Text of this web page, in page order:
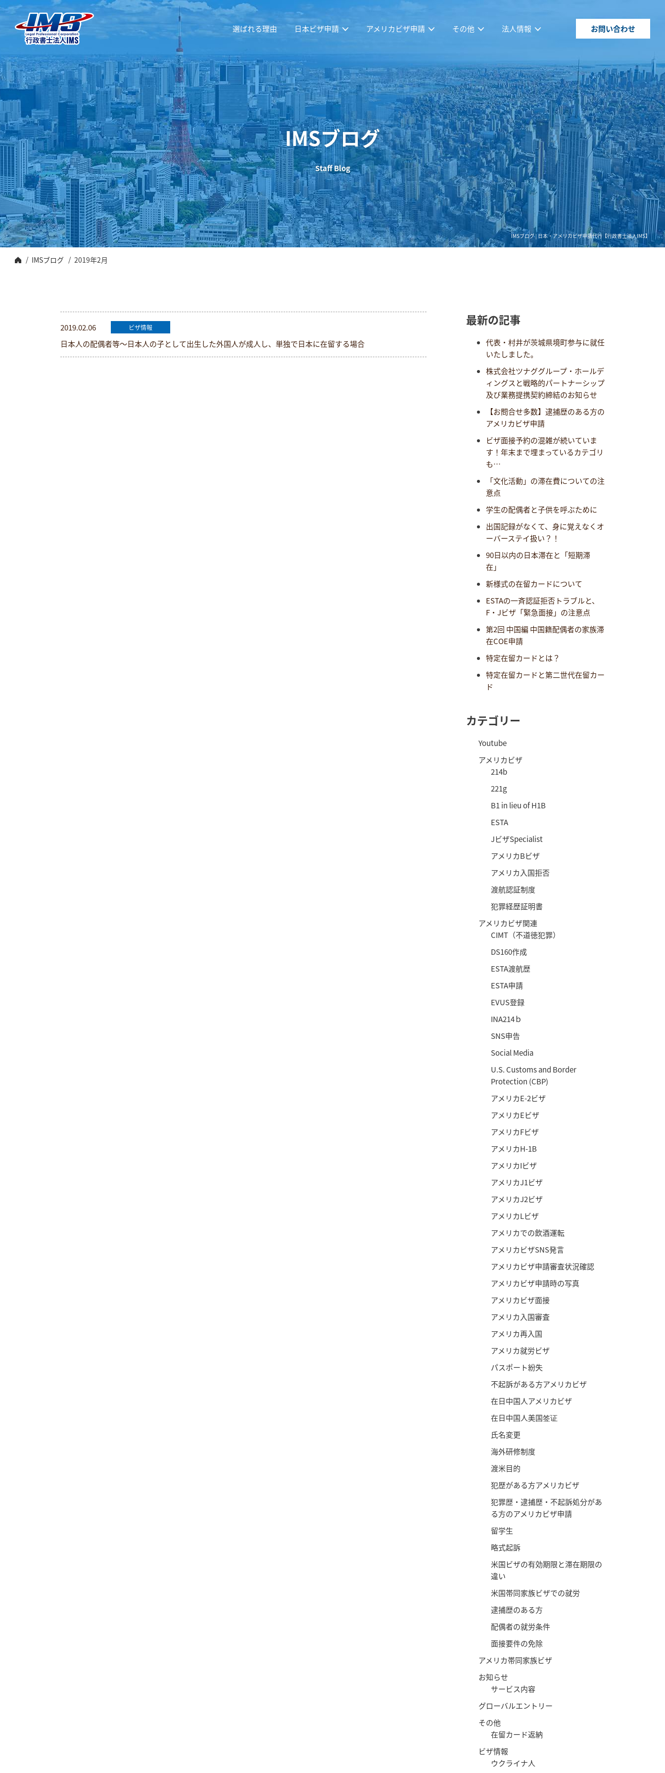
ビザ申請代行、日本進
出企業サポート【行政
書士法人IMS】
選ばれる理由 日本ビザ申請 アメリカビザ申請 その他 法人情報 お問い合わせ
IMSブログ | 日本・アメリカビザ申請代行【行政書士法人IMS】
IMSブログ
Staff Blog
IMSブログ 2019年2月
2019.02.06 ビザ情報
日本人の配偶者等～日本人の子として出生した外国人が成人し、単独で日本に在留する場合
最新の記事
代表・村井が茨城県境町参与に就任
いたしました。
株式会社ツナググループ・ホールデ
ィングスと戦略的パートナーシップ
及び業務提携契約締結のお知らせ
【お問合せ多数】逮捕歴のある方の
アメリカビザ申請
ビザ面接予約の混雑が続いていま
す！年末まで埋まっているカテゴリ
も…
「文化活動」の滞在費についての注
意点
学生の配偶者と子供を呼ぶために
出国記録がなくて、身に覚えなくオ
ーバーステイ扱い？！
90日以内の日本滞在と「短期滞
在」
新様式の在留カードについて
ESTAの一斉認証拒否トラブルと、
F・Jビザ「緊急面接」の注意点
第2回 中国編 中国籍配偶者の家族滞
在COE申請
特定在留カードとは？
特定在留カードと第二世代在留カー
ド
カテゴリー
Youtube
アメリカビザ
214b
221g
B1 in lieu of H1B
ESTA
JビザSpecialist
アメリカBビザ
アメリカ入国拒否
渡航認証制度
犯罪経歴証明書
アメリカビザ関連
CIMT（不道徳犯罪）
DS160作成
ESTA渡航歴
ESTA申請
EVUS登録
INA214ｂ
SNS申告
Social Media
U.S. Customs and Border
Protection (CBP)
アメリカE-2ビザ
アメリカEビザ
アメリカFビザ
アメリカH-1B
アメリカIビザ
アメリカJ1ビザ
アメリカJ2ビザ
アメリカLビザ
アメリカでの飲酒運転
アメリカビザSNS発言
アメリカビザ申請審査状況確認
アメリカビザ申請時の写真
アメリカビザ面接
アメリカ入国審査
アメリカ再入国
アメリカ就労ビザ
パスポート紛失
不起訴がある方アメリカビザ
在日中国人アメリカビザ
在日中国人美国签证
氏名変更
海外研修制度
渡米目的
犯歴がある方アメリカビザ
犯罪歴・逮捕歴・不起訴処分があ
る方のアメリカビザ申請
留学生
略式起訴
米国ビザの有効期限と滞在期限の
違い
米国帯同家族ビザでの就労
逮捕歴のある方
配偶者の就労条件
面接要件の免除
アメリカ帯同家族ビザ
お知らせ
サービス内容
グローバルエントリー
その他
在留カード返納
ビザ情報
ウクライナ人